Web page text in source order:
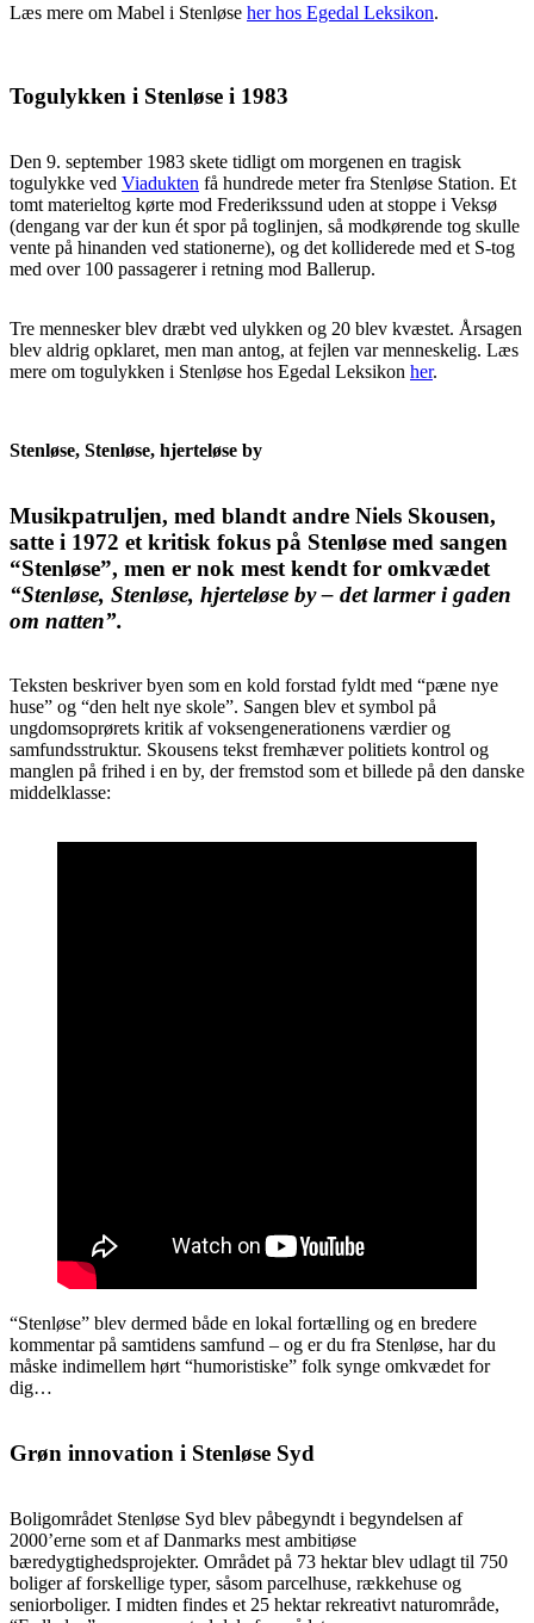
Læs mere om Mabel i Stenløse her hos Egedal Leksikon.
Togulykken i Stenløse i 1983
Den 9. september 1983 skete tidligt om morgenen en tragisk
togulykke ved Viadukten få hundrede meter fra Stenløse Station. Et
tomt materieltog kørte mod Frederikssund uden at stoppe i Veksø
(dengang var der kun ét spor på toglinjen, så modkørende tog skulle
vente på hinanden ved stationerne), og det kolliderede med et S-tog
med over 100 passagerer i retning mod Ballerup.
Tre mennesker blev dræbt ved ulykken og 20 blev kvæstet. Årsagen
blev aldrig opklaret, men man antog, at fejlen var menneskelig. Læs
mere om togulykken i Stenløse hos Egedal Leksikon her.
Stenløse, Stenløse, hjerteløse by
Musikpatruljen, med blandt andre Niels Skousen,
satte i 1972 et kritisk fokus på Stenløse med sangen
“Stenløse”, men er nok mest kendt for omkvædet
“Stenløse, Stenløse, hjerteløse by – det larmer i gaden
om natten”.
Teksten beskriver byen som en kold forstad fyldt med “pæne nye
huse” og “den helt nye skole”. Sangen blev et symbol på
ungdomsoprørets kritik af voksengenerationens værdier og
samfundsstruktur. Skousens tekst fremhæver politiets kontrol og
manglen på frihed i en by, der fremstod som et billede på den danske
middelklasse:
“Stenløse” blev dermed både en lokal fortælling og en bredere
kommentar på samtidens samfund – og er du fra Stenløse, har du
måske indimellem hørt “humoristiske” folk synge omkvædet for
dig…
Grøn innovation i Stenløse Syd
Boligområdet Stenløse Syd blev påbegyndt i begyndelsen af
2000’erne som et af Danmarks mest ambitiøse
bæredygtighedsprojekter. Området på 73 hektar blev udlagt til 750
boliger af forskellige typer, såsom parcelhuse, rækkehuse og
seniorboliger. I midten findes et 25 hektar rekreativt naturområde,